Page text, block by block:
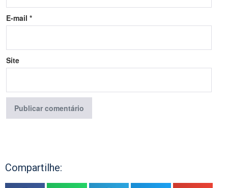
E-mail *
Site
Compartilhe: